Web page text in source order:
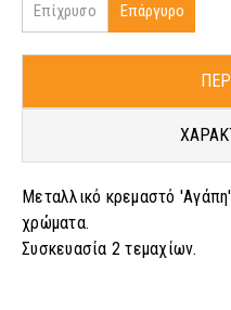
Επίχρυσο Επάργυρο
Μεταλλικό κρεμαστό
χρώματα.
Συσκευασία 2 τεμαχίων.